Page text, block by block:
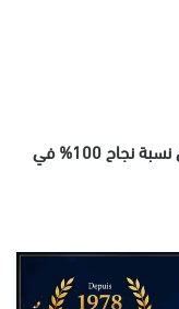
مؤسسة الهدى الخصوصية بالقصر الكبير تحقق نسبة نجاح 100% في